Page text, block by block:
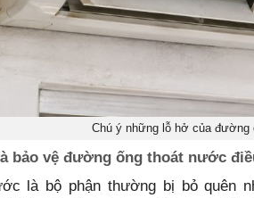
Chú ý những lỗ hở của đường
bảo vệ đường ống thoát nước
là bộ phận thường bị bỏ quên